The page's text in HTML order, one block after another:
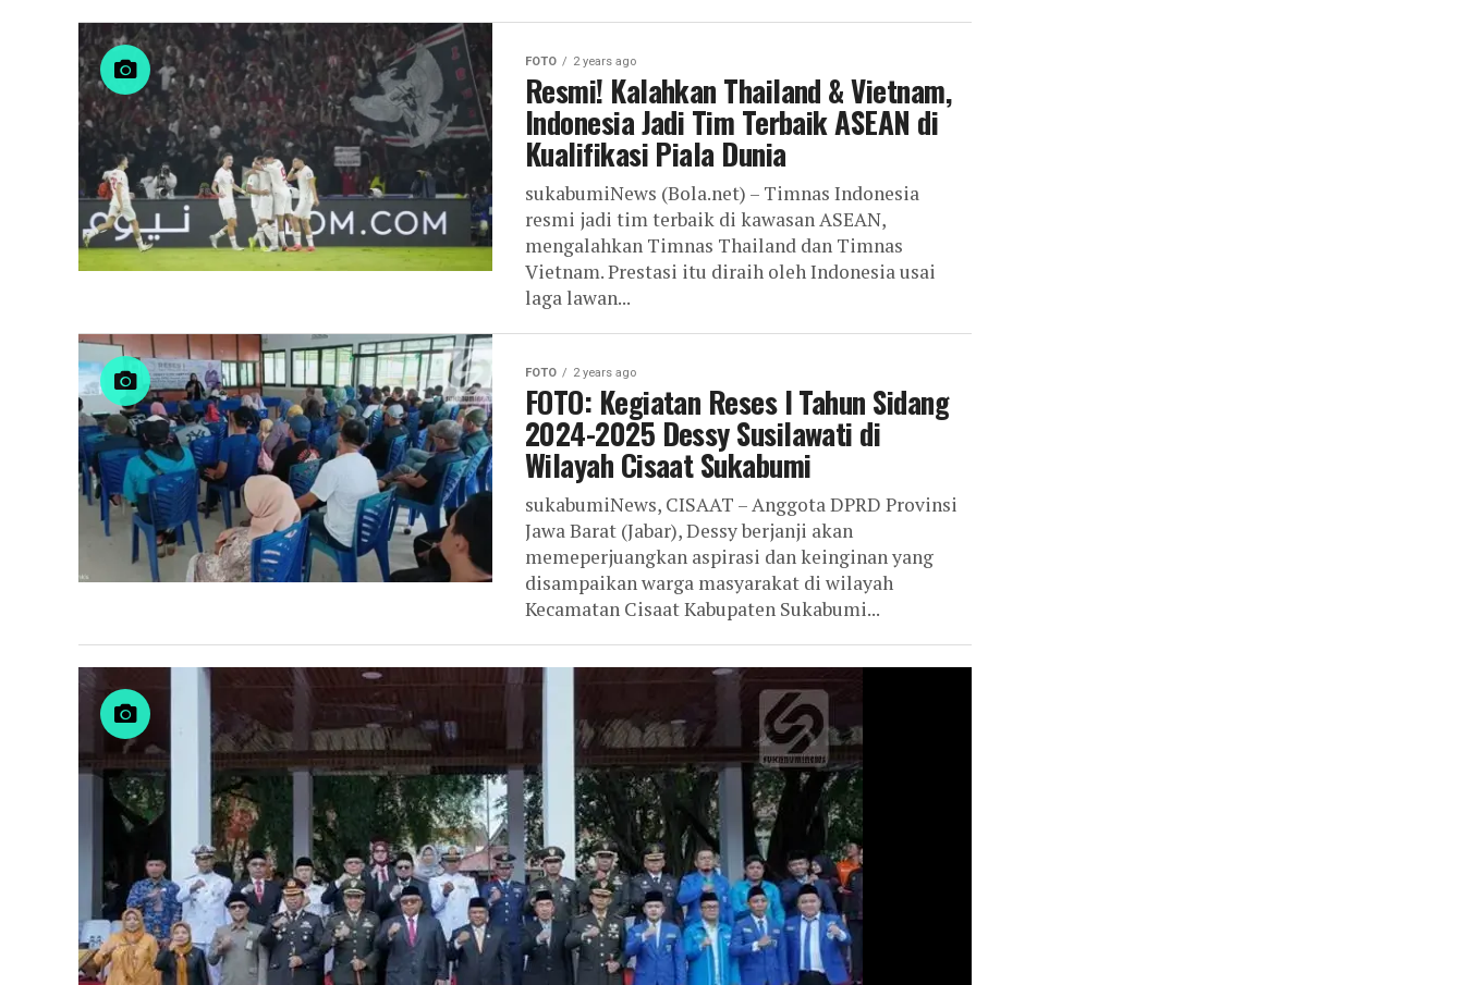
FOTO 2 years ago
Resmi! Kalahkan Thailand & Vietnam,
Indonesia Jadi Tim Terbaik ASEAN di
Kualifikasi Piala Dunia
sukabumiNews (Bola.net) – Timnas Indonesia
resmi jadi tim terbaik di kawasan ASEAN,
mengalahkan Timnas Thailand dan Timnas
Vietnam. Prestasi itu diraih oleh Indonesia usai
laga lawan...
FOTO 2 years ago
FOTO: Kegiatan Reses I Tahun Sidang
2024-2025 Dessy Susilawati di
Wilayah Cisaat Sukabumi
sukabumiNews, CISAAT – Anggota DPRD Provinsi
Jawa Barat (Jabar), Dessy berjanji akan
memeperjuangkan aspirasi dan keinginan yang
disampaikan warga masyarakat di wilayah
Kecamatan Cisaat Kabupaten Sukabumi...